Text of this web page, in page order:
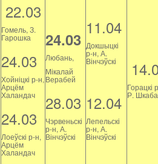
22.03
Гомель, З.
Гарошка
24.03
Хойніцкі р-н,
Арцём
Халандач
24.03
Лоеўскі р-н,
Арцём
Халандач
24.03
Любань,
Мікалай
Верабей
28.03
Чэрвеньскі
р-н, А.
Вінчэўскі
11.04
Докшыцкі
р-н, А.
Вінчэўскі
12.04
Лепельскі
р-н, А.
Вінчэўскі
Горацкі
Р.